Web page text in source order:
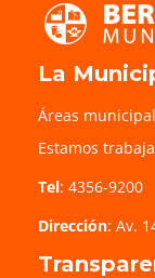
La
Áreas
Estamos
Tel: 4356-9200
Dirección: Av.